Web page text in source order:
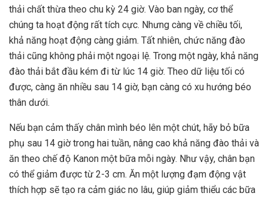
thải chất thừa theo chu kỳ 24 giờ. Vào ban ngày, cơ thể
chúng ta hoạt động rất tích cực. Nhưng càng về chiều tối,
khả năng hoạt động càng giảm. Tất nhiên, chức năng đào
thải cũng không phải một ngoại lệ. Trong một ngày, khả năng
đào thải bắt đầu kém đi từ lúc 14 giờ. Theo dữ liệu tối có
được, càng ăn nhiều sau 14 giờ, bạn càng có xu hướng béo
thân dưới.
Nếu bạn cảm thấy chân mình béo lên một chút, hãy bỏ bữa
phụ sau 14 giờ trong hai tuần, nâng cao khả năng đào thải và
ăn theo chế độ Kanon một bữa mỗi ngày. Như vậy, chân bạn
có thể giảm được từ 2-3 cm. Ăn một lượng đạm động vật
thích hợp sẽ tạo ra cảm giác no lâu, giúp giảm thiểu các bữa